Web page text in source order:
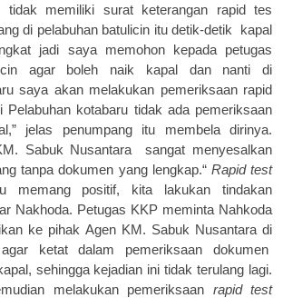
tidak memiliki surat keterangan rapid tes
di pelabuhan batulicin itu detik-detik
kapal
jadi saya memohon kepada petugas
agar boleh naik kapal dan nanti di
saya akan melakukan pemeriksaan rapid
Pelabuhan kotabaru tidak ada pemeriksaan
jelas penumpang itu membela dirinya.
Sabuk Nusantara
sangat menyesalkan
tanpa dokumen yang lengkap.“ Rapid test
memang positif, kita lakukan tindakan
Nakhoda. Petugas KKP meminta Nahkoda
ke pihak Agen KM. Sabuk Nusantara di
ketat dalam pemeriksaan dokumen
sehingga kejadian ini tidak terulang lagi.
melakukan pemeriksaan rapid test